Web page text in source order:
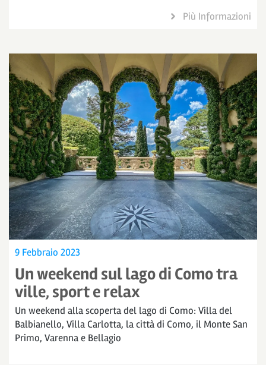
Più Informazioni
9 Febbraio 2023
Un weekend sul lago di Como tra
ville, sport e relax
Un weekend alla scoperta del lago di Como: Villa del
Balbianello, Villa Carlotta, la città di Como, il Monte San
Primo, Varenna e Bellagio